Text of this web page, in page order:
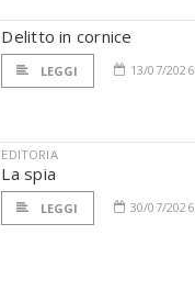
Delitto in cornice
LEGGI 13/07/2026
EDITORIA
La spia
LEGGI 30/07/2026